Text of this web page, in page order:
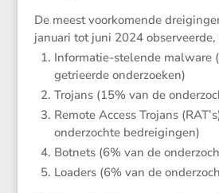
De meest voorko­mende
januari tot juni 2024
Infor­matie-stelende malware
getri­eerde onderzoeken)
Trojans (15% van de
Remote Access Trojans
onder­zochte bedreigingen)
Botnets (6% van de
Loaders (6% van de